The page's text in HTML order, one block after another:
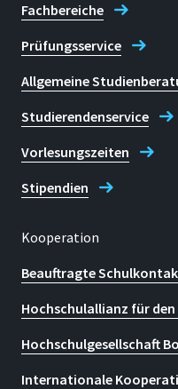
Fachbereiche
Prüfungsservice
Allgemeine
Studierendenservice
Vorlesungszeiten
Stipendien
Kooperation
Beauftragte
Hochschulallianz für
Hochschulgesellschaft
Internationale